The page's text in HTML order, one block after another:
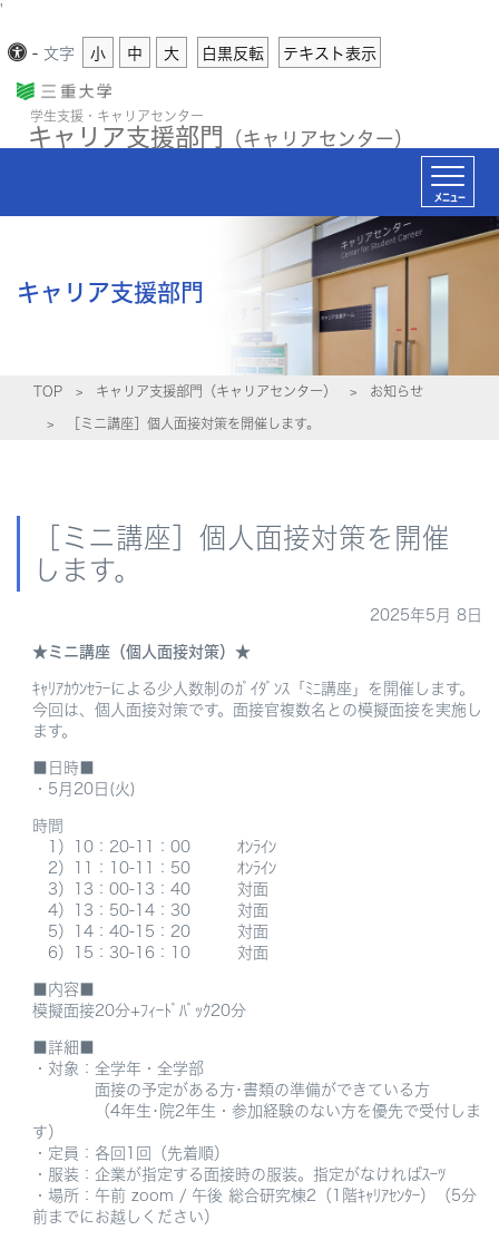
'
- 文字 小 中 大 白黒反転 テキスト表示
学生支援・キャリアセンター
キャリア支援部門 （キャリアセンター）
メニュー
キャリア支援部門
TOP キャリア支援部門（キャリアセンター） お知らせ
［ミニ講座］個人面接対策を開催します。
［ミニ講座］個人面接対策を開催
します。
2025年5月 8日
★ミニ講座（個人面接対策）★
ｷｬﾘｱｶｳﾝｾﾗｰによる少人数制のｶﾞｲﾀﾞﾝｽ「ﾐﾆ講座」を開催します。
今回は、個人面接対策です。面接官複数名との模擬面接を実施し
ます。
■日時■
・5月20日(火)
時間
1）10：20-11：00 ｵﾝﾗｲﾝ
2）11：10-11：50 ｵﾝﾗｲﾝ
3）13：00-13：40 対面
4）13：50-14：30 対面
5）14：40-15：20 対面
6）15：30-16：10 対面
■内容■
模擬面接20分+ﾌｨｰﾄﾞﾊﾞｯｸ20分
■詳細■
・対象：全学年・全学部
面接の予定がある方･書類の準備ができている方
（4年生･院2年生・参加経験のない方を優先で受付しま
す）
・定員：各回1回（先着順）
・服装：企業が指定する面接時の服装。指定がなければｽｰﾂ
・場所：午前 zoom / 午後 総合研究棟2（1階ｷｬﾘｱｾﾝﾀｰ）（5分
前までにお越しください）